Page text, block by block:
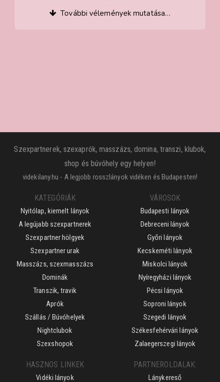
További vélemények mutatása…
Szexpartnerek, szexaprók, masszázs, domina, transzi, klubok,
shop és búvóhely egy helyen!
videkilany.hu - A legjobb rosszlányok vidéken és Budapesten!
KATEGÓRIÁK
Nyitólap, kiemelt lányok
A legújabb szexpartnerek
Szexpartner hölgyek
Szexpartner urak
Masszázs, szexmasszázs
Dominák
Transzik, travik
Aprók
Szállás / Búvóhelyek
Nightclubok
Szexshopok
VÁROSOK
Budapesti lányok
Debreceni lányok
Győri lányok
Kecskeméti lányok
Miskolci lányok
Nyíregyházi lányok
Pécsi lányok
Soproni lányok
Szegedi lányok
Székesfehérvári lányok
Zalaegerszegi lányok
HASZNOS LINKEK
Vidéki lányok
PARTNEROLDALAK:
Lánykereső